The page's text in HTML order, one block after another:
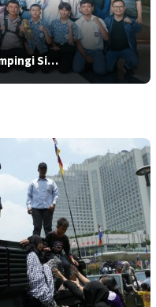
Si…